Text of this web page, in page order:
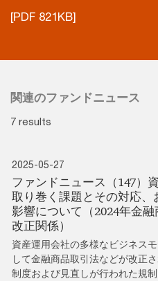
[PDF 821KB]
関連のファンドニュース
7 results
2025-05-27
ファンドニュース（147）
取り巻く課題とその対応、
影響について（2024年金
改正関係）
資産運用会社の多様なビジネス
して金融商品取引法などが改正
制度および見直しが行われた規制